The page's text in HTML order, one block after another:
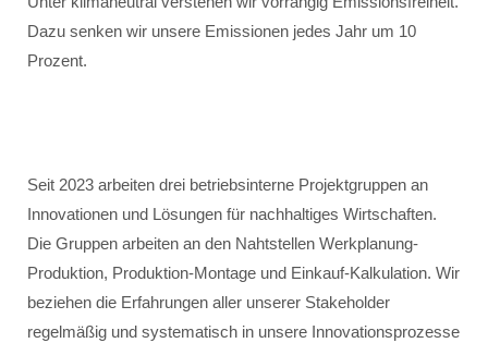
Dazu senken wir unsere Emissionen jedes Jahr um 10
Prozent.
Seit 2023 arbeiten drei betriebsinterne Projektgruppen an
Innovationen und Lösungen für nachhaltiges Wirtschaften.
Die Gruppen arbeiten an den Nahtstellen Werkplanung-
Produktion, Produktion-Montage und Einkauf-Kalkulation. Wir
beziehen die Erfahrungen aller unserer Stakeholder
regelmäßig und systematisch in unsere Innovationsprozesse